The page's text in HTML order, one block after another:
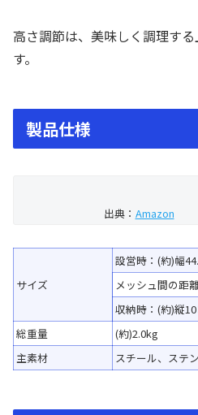
高さ調節は、美味しく調理す
す。
製品仕様
出典： Amazon
サイズ
設営時：(約)幅
メッシュ間の距
収納時：(約)縦
総重量
(約)2.0kg
主素材
スチール、ステ